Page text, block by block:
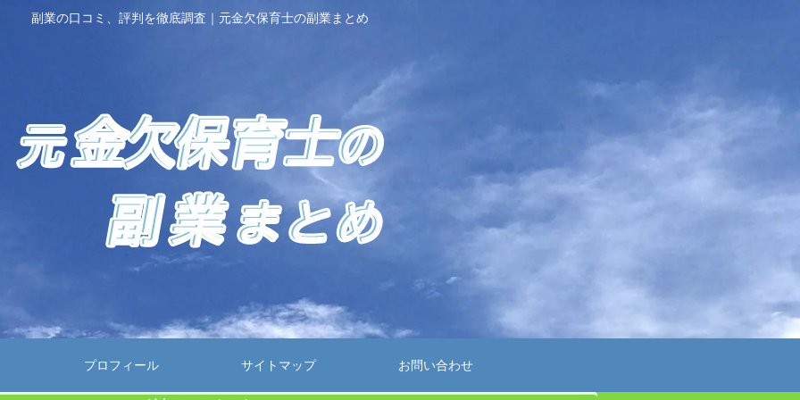
副業の口コミ、評判を徹底調査｜元金欠保育士の副業まとめ
プロフィール サイトマップ お問い合わせ